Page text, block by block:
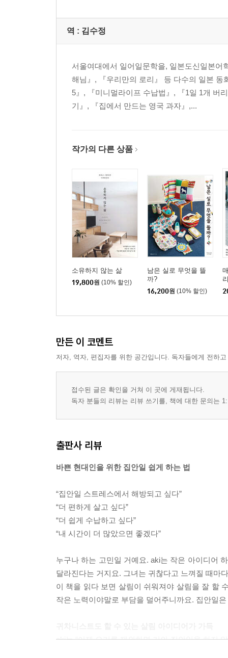
실내 건조대 옆 수납장에 선풍기 수납
잠옷은 한 사이즈 크게 사서 건조기에
세탁 진입장벽 제로의 커튼 세탁법
수건은 개지 않고 그냥 던져넣는다
양말은 짝을 맞추지 않고 그냥 넣는다
빨래집게를 바꾸면 훨씬 편하다
착 접을 수 있는 작은 건조대 설치
젖은 수건 말릴 때 상인방 후크 활용
column 02 빨래 개기를 최대한 줄였습니다
제3장
스트레스 제로
요리 요령
소량의 식재료는 주방 가위로 자른다
눈금선 있는 조리 도구로 분량 재는 수고 줄이기
조미료는 옮겨 담지 않고 스티커 붙여 관리
삼각 수납으로 쉽게 차 끓이기
1석 3조로 활용하는 캡오프너
프라이팬은 마음에 드는 것 반복 구매
도시락 용품 모아서 수납
자주 쓰는 것은 후드 근처에 띄워서 수납
건전지는 가스레인지 근처에 보관
쓸 때도 정리할 때도 간편한 수저 수납
베이킹용품은 상부장 보관
주방용품은 케이스 + 박스 수납
보관용기는 유리 제품으로
종이접시와 BBQ용품은 식기장 안에
일회용품 여분은 식기장 위에
역 : 김수정
서울여대에서 일어일문학을, 일본도신일본
해님』, 『우리만의 로리』 등 다수의 일본
5』, 『미니멀라이프 수납법』, 『1일 1개 버
기』, 『집에서 만드는 영국 과자』,...
작가의 다른 상품
소유하지 않는 삶
19,800원 (10% 할인)
남은 실로 무엇을 뜰
까?
16,200원 (10% 할인)
만든 이 코멘트
저자, 역자, 편집자를 위한 공간입니다. 독자들에게 전하
접수된 글은 확인을 거쳐 이 곳에 게재됩니다.
독자 분들의 리뷰는 리뷰 쓰기를, 책에 대한 문의는
출판사 리뷰
바쁜 현대인을 위한 집안일 쉽게 하는 법
“집안일 스트레스에서 해방되고 싶다”
“더 편하게 살고 싶다”
“더 쉽게 수납하고 싶다”
“내 시간이 더 많았으면 좋겠다”
누구나 하는 고민일 거예요. aki는 작은 아이디어
달라진다는 거지요. 그녀는 귀찮다고 느껴질 때마
이 책을 읽다 보면 살림이 쉬워져야 살림을 잘 할
작은 노력이야말로 부담을 덜어주니까요. 집안일
aki는 “이제 요리를 제외하면 거의 집안일을 하지